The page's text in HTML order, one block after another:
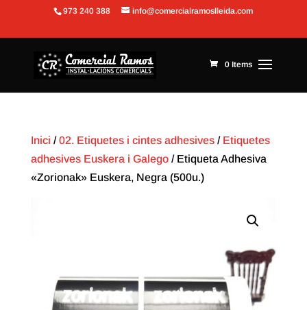
Obre la barra d'eines
973 240 388 info@comercialramoslleida.com
0 Items
Inici /02. Etiquetes i cintes adhesives/ Etiquetes
adhesives Euskera i Galego/ Etiqueta Adhesiva
«Zorionak» Euskera, Negra (500u.)